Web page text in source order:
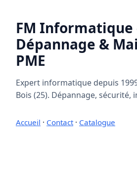
FM
Dépannage &
PME
Expert informatique depuis
Bois (25). Dépannage, sécurité,
Accueil · Contact· Catalogue